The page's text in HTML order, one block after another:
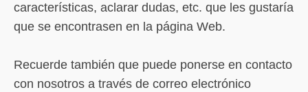
características, aclarar dudas, etc. que les gustaría
que se encontrasen en la página Web.
Recuerde también que puede ponerse en contacto
con nosotros a través de correo electrónico